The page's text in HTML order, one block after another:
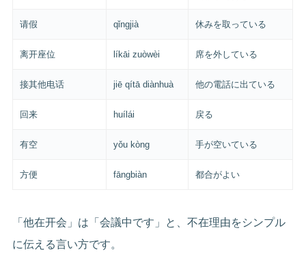
请假 qǐngjià 休みを取っている
离开座位 líkāi zuòwèi 席を外している
接其他电话 jiē qítā diànhuà 他の電話に出ている
回来 huílái 戻る
有空 yǒu kòng 手が空いている
方便 fāngbiàn 都合がよい
「他在开会」は「会議中です」と、不在理由をシンプル
に伝える言い方です。